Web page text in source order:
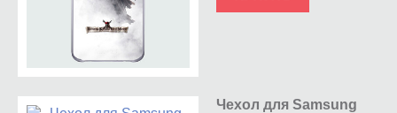
Чехол для Samsung